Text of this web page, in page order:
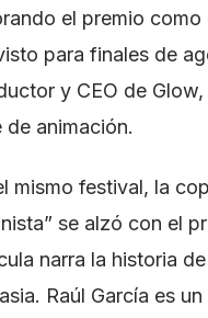
el premio como
para finales de
y CEO de
de animación.
mismo festival, la
se alzó con el
narra la historia
Raúl García es